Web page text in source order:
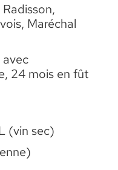
Maréchal
24 mois en fût
(vin sec)